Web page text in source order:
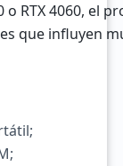
o RTX 4060, el
que influyen